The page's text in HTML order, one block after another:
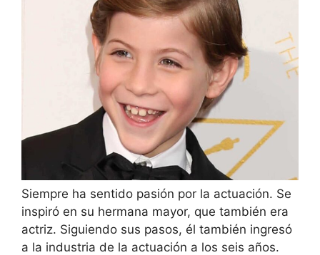
Siempre ha sentido pasión por la actuación. Se
inspiró en su hermana mayor, que también era
actriz. Siguiendo sus pasos, él también ingresó
a la industria de la actuación a los seis años.